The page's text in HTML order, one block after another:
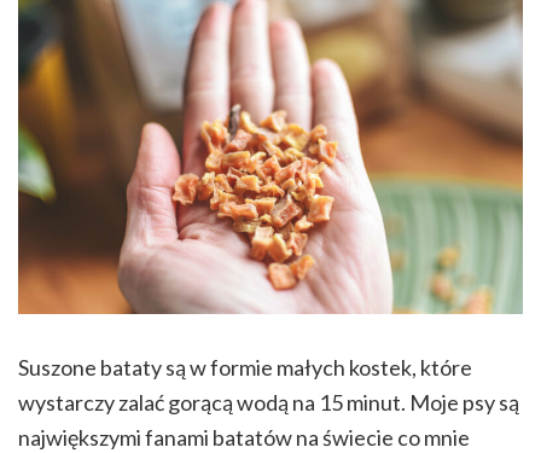
Suszone bataty są w formie małych kostek, które
wystarczy zalać gorącą wodą na 15 minut. Moje psy są
największymi fanami batatów na świecie co mnie